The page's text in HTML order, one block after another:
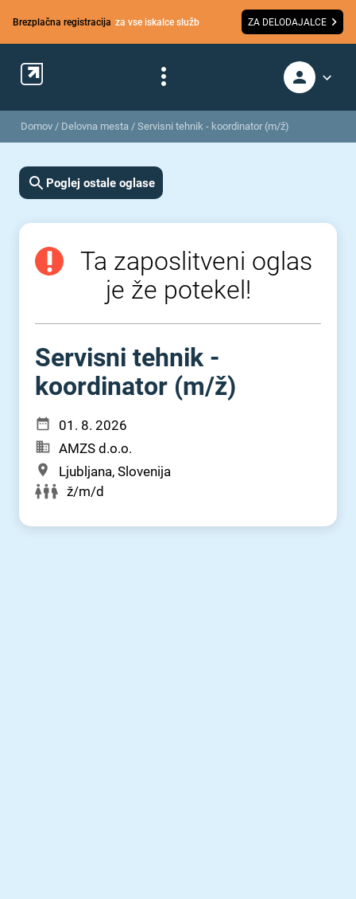
Brezplačna registracija za vse iskalce služb ZA DELODAJALCE
Domov / Delovna mesta / Servisni tehnik - koordinator (m/ž)
Poglej ostale oglase
Ta zaposlitveni oglas
je že potekel!
Servisni tehnik -
koordinator (m⁠/⁠ž)
01. 8. 2026
AMZS d.o.o.
Ljubljana, Slovenija
ž/m/d